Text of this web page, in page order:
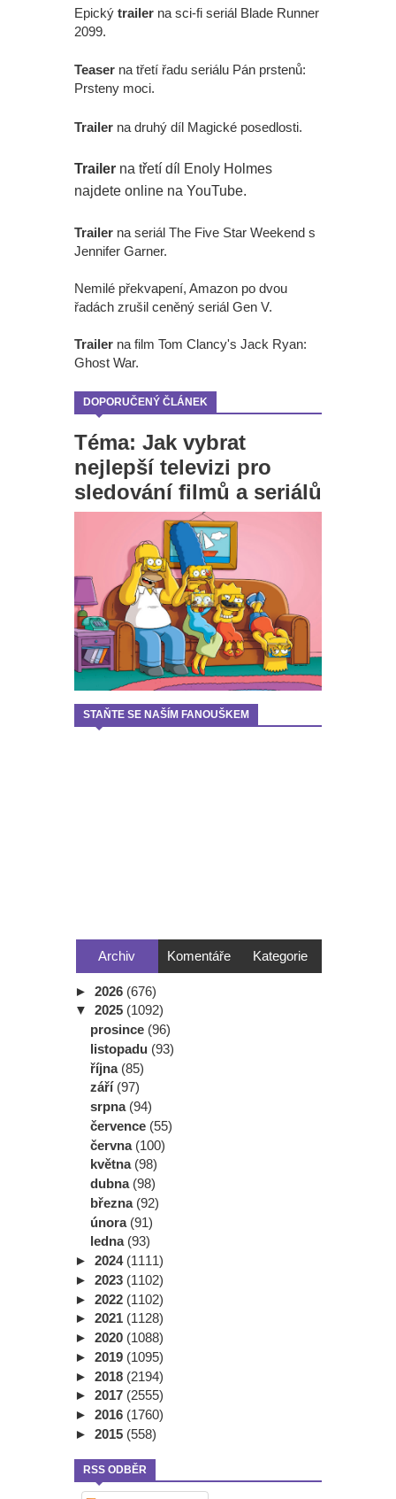
Epický trailer na sci-fi seriál Blade Runner
2099.
Teaser na třetí řadu seriálu Pán prstenů:
Prsteny moci.
Trailer na druhý díl Magické posedlosti.
Trailer na třetí díl Enoly Holmes
najdete online na YouTube.
Trailer na seriál The Five Star Weekend s
Jennifer Garner.
Nemilé překvapení, Amazon po dvou
řadách zrušil ceněný seriál Gen V.
Trailer na film Tom Clancy's Jack Ryan:
Ghost War.
DOPORUČENÝ ČLÁNEK
Téma: Jak vybrat
nejlepší televizi pro
sledování filmů a seriálů
STAŇTE SE NAŠÍM FANOUŠKEM
Archiv Komentáře Kategorie
► 2026 (676)
▼ 2025 (1092)
prosince (96)
listopadu (93)
října (85)
září (97)
srpna (94)
července (55)
června (100)
května (98)
dubna (98)
března (92)
února (91)
ledna (93)
► 2024 (1111)
► 2023 (1102)
► 2022 (1102)
► 2021 (1128)
► 2020 (1088)
► 2019 (1095)
► 2018 (2194)
► 2017 (2555)
► 2016 (1760)
► 2015 (558)
RSS ODBĚR